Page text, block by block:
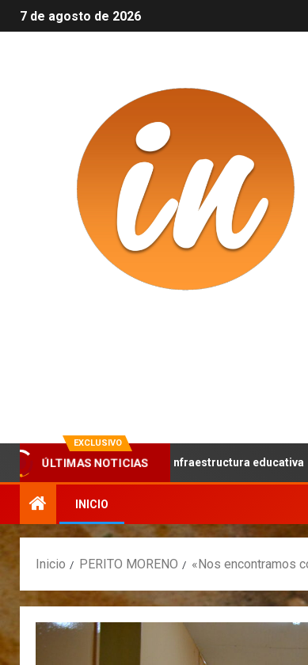
7 de agosto de 2026
EXCLUSIVO
ÚLTIMAS NOTICIAS
articulado y la infraestructura educativa
INICIO
Inicio PERITO MORENO «Nos encontramos